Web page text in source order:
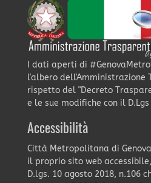
I dati aperti di
l'albero dell'Amministrazione
rispetto del "Decreto
e le sue modifiche con il D.Lgs
Accessibilità
Città Metropolitana di
il proprio sito web
D.lgs. 10 agosto 2018, n.106